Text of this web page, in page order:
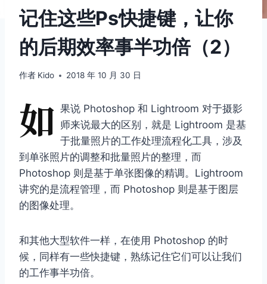
记住这些Ps快捷键，让你
的后期效率事半功倍（2）
作者 Kido 2018 年 10 月 30 日
如 果说 Photoshop 和 Lightroom 对于摄影
师来说最大的区别，就是 Lightroom 是基
于批量照片的工作处理流程化工具，涉及
到单张照片的调整和批量照片的整理，而
Photoshop 则是基于单张图像的精调。Lightroom
讲究的是流程管理，而 Photoshop 则是基于图层
的图像处理。
和其他大型软件一样，在使用 Photoshop 的时
候，同样有一些快捷键，熟练记住它们可以让我们
的工作事半功倍。